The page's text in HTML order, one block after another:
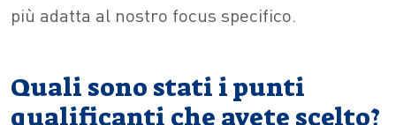
più adatta al nostro focus specifico.
Quali sono stati i punti
qualificanti che avete scelto?